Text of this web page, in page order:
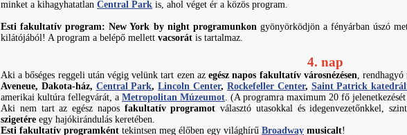
minket a kihagyhatatlan Central Park is, ahol véget ér a közös program.
Esti fakultatív program: New York by night programunkongyönyörködjön a fényárban úszó
kilátójából! A program a belépő mellett vacsorát is tartalmaz.
4. nap
Aki a bőséges reggeli után végig velünk tart ezen azegész napos fakultatív városnézésen,
Aveneue, Dakota-ház, Central Park,Lincoln Center, Rockefeller Center, Saint Patrick
amerikai kultúra fellegvárát, a Metropolitan Múzeumot. (A programra maximum 20 fő
Aki nem tart az egész napos fakultatív programot választó utasokkal és idegenvezetőnkkel,
szigetére egy hajókirándulás keretében.
Esti fakultatív programként tekintsen meg élőben egy világhírű Broadway musicalt!